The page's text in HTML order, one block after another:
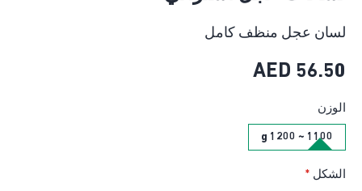
لسان عجل منظف كامل
56.50
AED
الوزن
1100 ~ 1200 g
الشكل *